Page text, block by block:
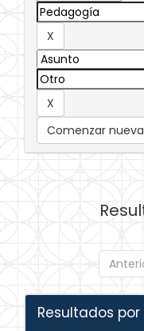
Comenzar
Resultados